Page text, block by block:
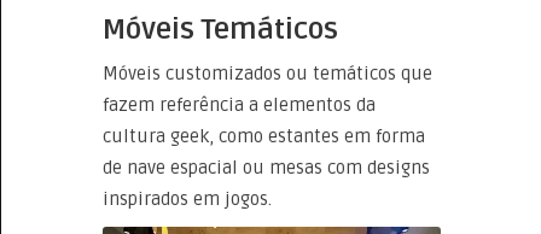
Móveis Temáticos
Móveis customizados ou temáticos que
fazem referência a elementos da
cultura geek, como estantes em forma
de nave espacial ou mesas com designs
inspirados em jogos.